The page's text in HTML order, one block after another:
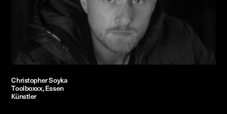
Christopher Soyka
Toolboxxx, Essen
Künstler